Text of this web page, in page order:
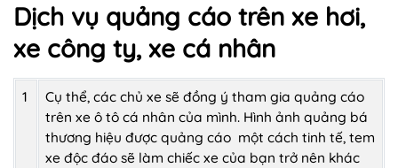
Dịch vụ quảng cáo trên xe hơi,
xe công ty, xe cá nhân
1
Cụ thể, các chủ xe sẽ đồng ý tham gia quảng cáo
trên xe ô tô cá nhân của mình. Hình ảnh quảng bá
thương hiệu được quảng cáo một cách tinh tế, tem
xe độc đáo sẽ làm chiếc xe của bạn trở nên khác